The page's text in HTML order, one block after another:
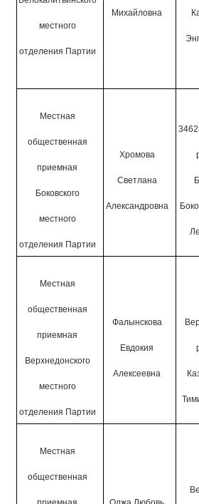
местного
отделения Партии
Михайловна
Местная
общественная
приемная
Боковского
местного
отделения Партии
Хромова
Светлана
Александровна
Местная
общественная
приемная
Верхнедонского
местного
отделения Партии
Фалынскова
Евдокия
Алексеевна
Местная
общественная